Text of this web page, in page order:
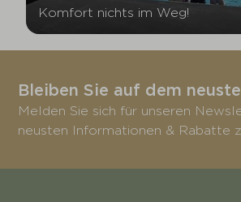
Komfort nichts im Weg!
Bleiben Sie auf dem
Melden Sie sich für unseren
neusten Informationen & Rabatte